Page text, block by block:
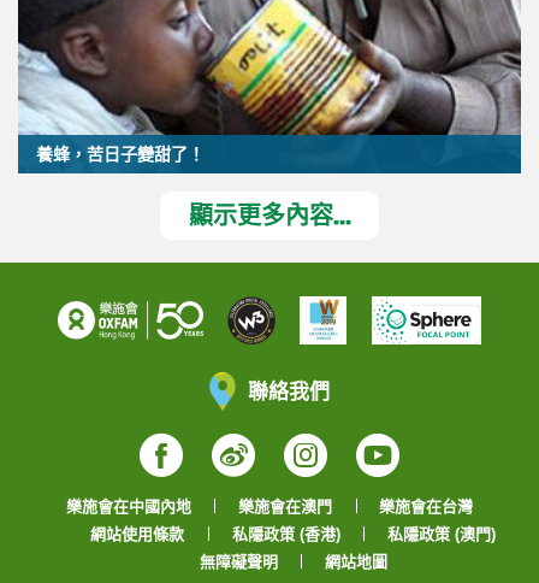
養蜂，苦日子變甜了！
顯示更多內容...
聯絡我們
Facebook
WeiboInstagram
YouTube
樂施會在中國內地 樂施會在澳門
樂施會在台灣
網站使用條款
私隱政策 (香港)
私隱政策 (澳門)
無障礙聲明
網站地圖